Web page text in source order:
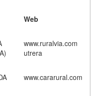
Web
www.ruralvia.com
utrera
www.cararural.com